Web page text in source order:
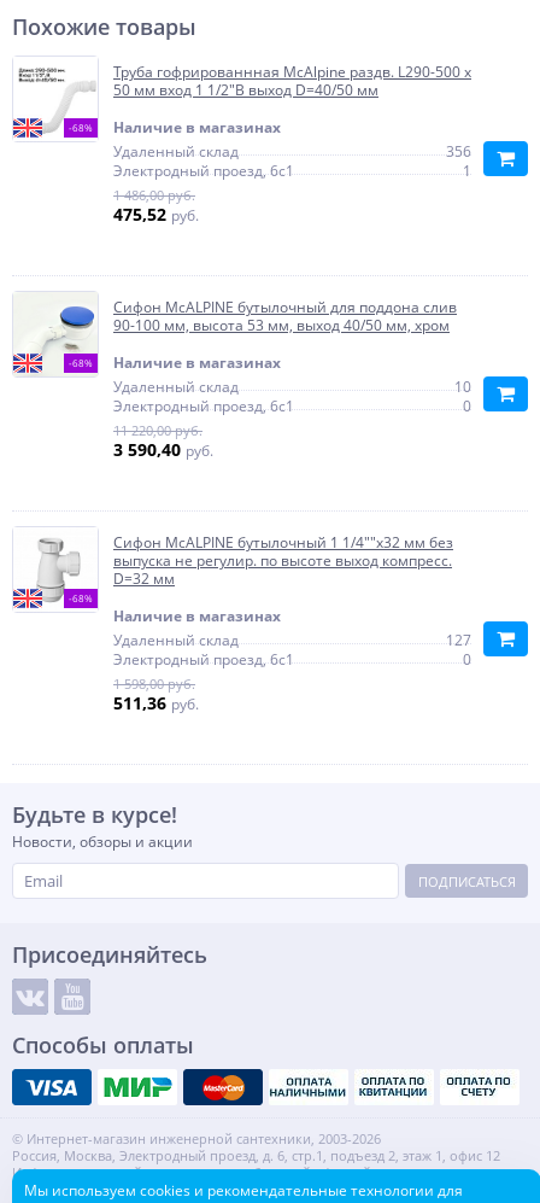
Похожие товары
-68%
Труба гофрированнная McAlpine раздв. L290-500 х
50 мм вход 1 1/2"В выход D=40/50 мм
Наличие в магазинах
Удаленный склад
356
Электродный проезд, 6с1
1
1 486,00 руб.
475,52 руб.
-68%
Сифон McALPINE бутылочный для поддона слив
90-100 мм, высота 53 мм, выход 40/50 мм, хром
Наличие в магазинах
Удаленный склад
10
Электродный проезд, 6с1
0
11 220,00 руб.
3 590,40 руб.
-68%
Сифон McALPINE бутылочный 1 1/4""x32 мм без
выпуска не регулир. по высоте выход компресс.
D=32 мм
Наличие в магазинах
Удаленный склад
127
Электродный проезд, 6с1
0
1 598,00 руб.
511,36 руб.
Будьте в курсе!
Новости, обзоры и акции
ПОДПИСАТЬСЯ
Присоединяйтесь
Способы оплаты
© Интернет-магазин инженерной сантехники, 2003-2026
Россия, Москва, Электродный проезд, д. 6, стр.1, подъезд 2, этаж 1, офис 12
Информация на сайте не является публичной офертой.
ИНН: 7720553918 КПП: 772001001
Мы используем cookies и рекомендательные технологии для